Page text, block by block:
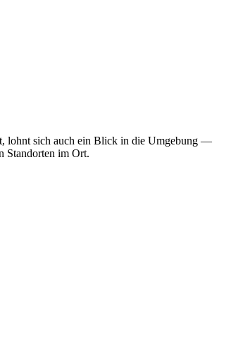
lohnt sich auch ein Blick in die Umgebung —
Standorten im Ort.